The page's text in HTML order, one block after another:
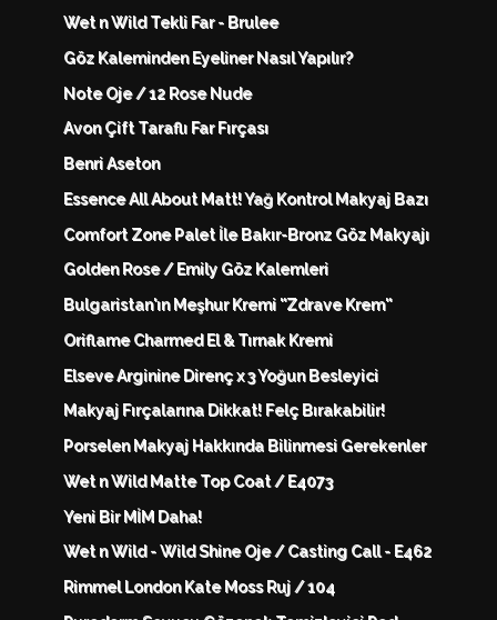
Wet n Wild Tekli Far - Brulee
Göz Kaleminden Eyeliner Nasıl Yapılır?
Note Oje / 12 Rose Nude
Avon Çift Taraflı Far Fırçası
Benri Aseton
Essence All About Matt! Yağ Kontrol Makyaj Bazı
Comfort Zone Palet İle Bakır-Bronz Göz Makyajı
Golden Rose / Emily Göz Kalemleri
Bulgaristan'ın Meşhur Kremi ''Zdrave Krem''
Oriflame Charmed El & Tırnak Kremi
Elseve Arginine Direnç x 3 Yoğun Besleyici
Makyaj Fırçalarına Dikkat! Felç Bırakabilir!
Porselen Makyaj Hakkında Bilinmesi Gerekenler
Wet n Wild Matte Top Coat / E4073
Yeni Bir MİM Daha!
Wet n Wild - Wild Shine Oje / Casting Call - E462
Rimmel London Kate Moss Ruj / 104